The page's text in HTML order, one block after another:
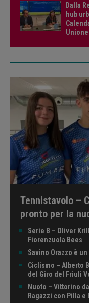
Dalla
hub
Tennistavolo –
pronto per la
Serie B – Oliver
Fiorenzuola Bees
Savino Orazzo è
Ciclismo – Alberto
del Giro del Friuli
Nuoto – Vittorino
Ragazzi con Pilla e